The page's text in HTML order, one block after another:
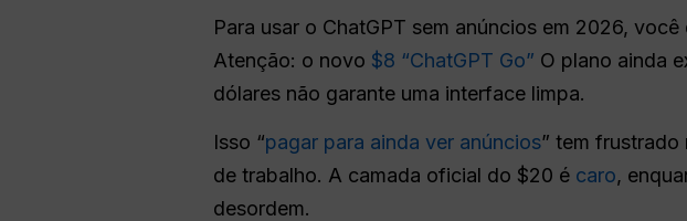
Para usar o ChatGPT sem anúncios em 2026,
Atenção: o novo $8 “ChatGPT Go” O plano ainda
dólares não garante uma interface limpa.
Isso “pagar para ainda ver anúncios” tem frustrado
de trabalho. A camada oficial do $20 é caro,
desordem.